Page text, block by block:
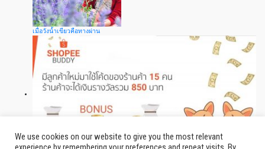
เมื่อวังน้ำเขียวคือทางผ่าน
We use cookies on our website to give you the most relevant